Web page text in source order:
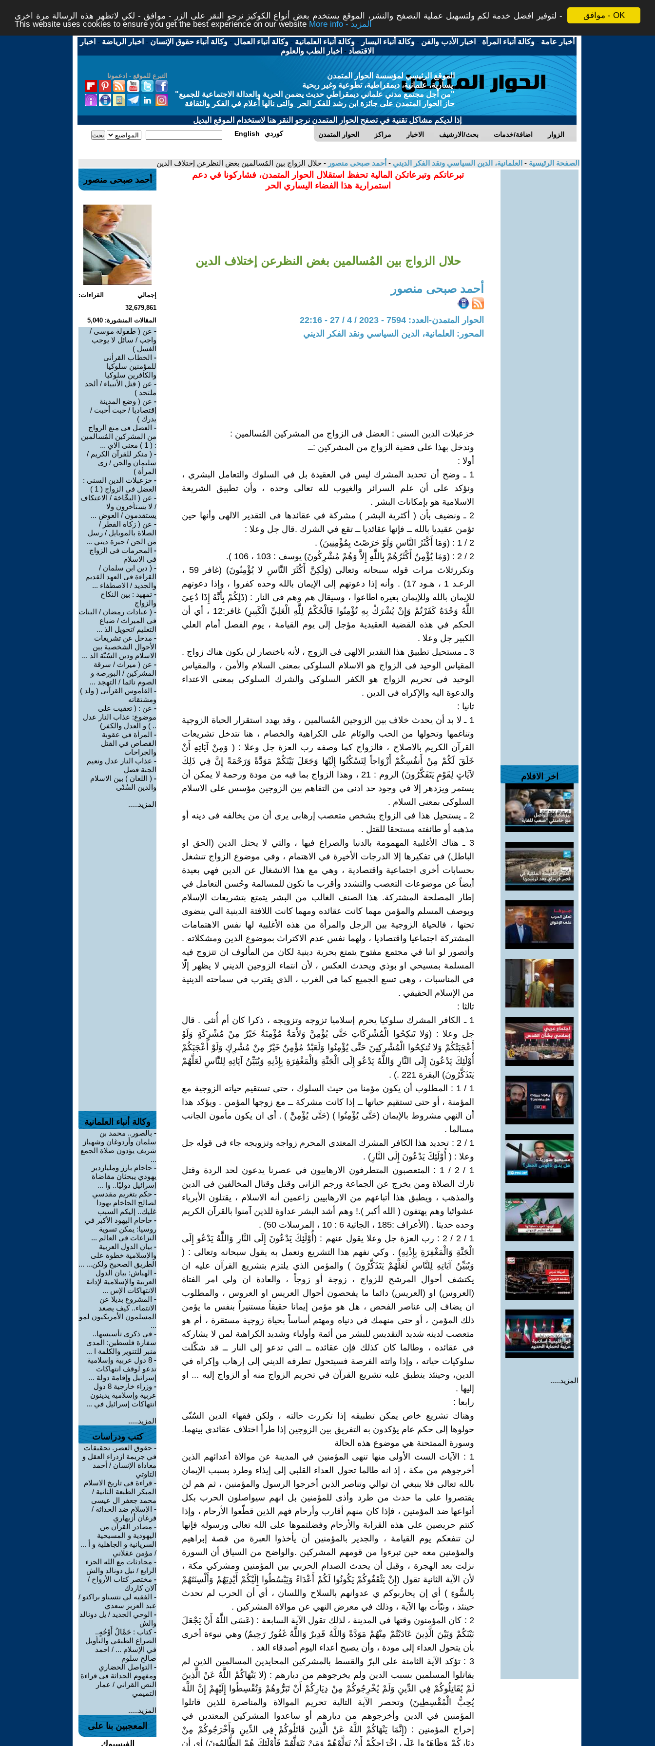
موافق - OK
لتوفير افضل خدمة لكم ولتسهيل عملية التصفح والنشر، الموقع يستخدم بعض أنواع الكوكيز نرجو النقر على الزر - موافق - لكي لاتظهر هذه الرسالة مرة اخرى -
This website uses cookies to ensure you get the best experience on our website
More info - المزيد
أخبار عامة -وكالة أنباء المرأة - اخبار الأدب والفن -وكالة أنباء اليسار -وكالة أنباء العلمانية -وكالة أنباء العمال -وكالة أنباء حقوق الإنسان - اخبار الرياضة - اخبار
الاقتصاد - اخبار الطب والعلوم
التبرع للموقع - ادعمونا
الموقع الرئيسي لمؤسسة الحوار المتمدن
يسارية، علمانية، ديمقراطية، تطوعية وغير ربحية
"من أجل مجتمع مدني علماني ديمقراطي حديث يضمن الحرية والعدالة الاجتماعية للجميع"
حاز الحوار المتمدن على جائزة ابن رشد للفكر الحر والتى نالها أعلام في الفكر والثقافة
إذا لديكم مشاكل تقنية في تصفح الحوار المتمدن نرجو النقر هنا لاستخدام الموقع البديل
الحوار المتمدن مراكز الاخبار بحث/الارشيف اضافة/خدمات الزوار English كوردي
الصفحة الرئيسية - العلمانية، الدين السياسي ونقد الفكر الديني - أحمد صبحى منصور - حلال الزواج بين المُسالمين بغض النظرعن إختلاف الدين
اخر الافلام
المزيد.....
تبرعاتكم وتبرعاتكن المالية تحفظ استقلال الحوار المتمدن، فشاركونا في دعم
استمرارية هذا الفضاء اليساري الحر
حلال الزواج بين المُسالمين بغض النظرعن إختلاف الدين
أحمد صبحى منصور
الحوار المتمدن-العدد: 7594 - 2023 / 4 / 27 - 22:16
المحور: العلمانية، الدين السياسي ونقد الفكر الديني
خزعبلات الدين السنى : العضل فى الزواج من المشركين المُسالمين :
وندخل بهذا على قضية الزواج من المشركين :ــ
أولا :
1 ـ وضح أن تحديد المشرك ليس في العقيدة بل في السلوك والتعامل البشري ،
ونؤكد على أن علم السرائر والغيوب لله تعالى وحده ، وأن تطبيق الشريعة
الاسلامية هو بإمكانات البشر .
2 ـ ونضيف بأن ( أكثرية البشر ) مشركة في عقائدها فى التقدير الالهى وأنها حين
تؤمن عقيديا بالله ــ فإنها عقائديا ــ تقع في الشرك .قال جل وعلا :
2 / 1 : (وَمَا أَكْثَرُ النَّاسِ وَلَوْ حَرَصْتَ بِمُؤْمِنِينَ) .
2 / 2 : (وَمَا يُؤْمِنُ أَكْثَرُهُمْ بِاللَّهِ إِلاَّ وَهُمْ مُشْرِكُونَ) يوسف : 103 ، 106 ).
وتكررثلاث مرات قوله سبحانه وتعالى (وَلَكِنَّ أَكْثَرَ النَّاسِ لا يُؤْمِنُونَ) (غافر 59 ،
الرعـد 1 ، هـود 17) . وأنه إذا دعوتهم إلى الإيمان بالله وحده كفروا ، وإذا دعوتهم
للإيمان بالله وللإيمان بغيره اطاعوا ، وسيقال هم وهم فى النار : (ذَلِكُمْ بِأَنَّهُ إِذَا دُعِيَ
اللَّهُ وَحْدَهُ كَفَرْتُمْ وَإِنْ يُشْرَكْ بِهِ تُؤْمِنُوا فَالْحُكْمُ لِلَّهِ الْعَلِيِّ الْكَبِيرِ) غافر:12 ، أي أن
الحكم في هذه القضية العقيدية مؤجل إلى يوم القيامة ، يوم الفصل أمام العلي
الكبير جل وعلا .
3 ـ مستحيل تطبيق هذا التقدير الالهى فى الزوج ، لأنه باختصار لن يكون هناك زواج .
المقياس الوحيد فى الزواج هو الاسلام السلوكى بمعنى السلام والأمن ، والمقياس
الوحيد فى تحريم الزواج هو الكفر السلوكى والشرك السلوكى بمعنى الاعتداء
والدعوة اليه والإكراه فى الدين .
ثانيا :
1 ـ لا بد أن يحدث خلاف بين الزوجين المُسالمين ، وقد يهدد استقرار الحياة الزوجية
وتناغمها وتحولها من الحب والوئام على الكراهية والخصام ، هنا تتدخل تشريعات
القرآن الكريم بالاصلاح ، فالزواج كما وصفه رب العزة جل وعلا : ( وَمِنْ آيَاتِهِ أَنْ
خَلَقَ لَكُمْ مِنْ أَنفُسِكُمْ أَزْوَاجاً لِتَسْكُنُوا إِلَيْهَا وَجَعَلَ بَيْنَكُمْ مَوَدَّةً وَرَحْمَةً إِنَّ فِي ذَلِكَ
لآيَاتٍ لِقَوْمٍ يَتَفَكَّرُونَ) الروم : 21 ، وهذا الزواج بما فيه من مودة ورحمة لا يمكن أن
يستمر ويزدهر إلا في وجود حد ادنى من التفاهم بين الزوجين مؤسس على الاسلام
السلوكى بمعنى السلام .
2 ـ يستحيل هذا فى الزواج بشخص متعصب إرهابى يرى أن من يخالفه فى دينه أو
مذهبه أو طائفته مستحقا للقتل .
3 ـ هناك الأغلبية المهمومة بالدنيا والصراع فيها ، والتي لا يحتل الدين (الحق او
الباطل) في تفكيرها إلا الدرجات الأخيرة في الاهتمام ، وفي موضوع الزواج تنشغل
بحسابات أخرى اجتماعية واقتصادية ، وهي مع هذا الانشغال عن الدين فهي بعيدة
أيضاً عن موضوعات التعصب والتشدد وأقرب ما تكون للمسالمة وحُسن التعامل في
إطار المصلحة المشتركة. هذا الصنف الغالب من البشر يتمتع بتشريعات الإسلام
وبوصف المسلم والمؤمن مهما كانت عقائده ومهما كانت اللافتة الدينية الني ينضوى
تحتها ، فالحياة الزوجية بين الرجل والمرأة من هذه الأغلبية لها نفس الاهتمامات
المشتركة اجتماعيا واقتصاديا ، ولهما نفس عدم الاكتراث بموضوع الدين ومشكلاته .
وأتصور لو اننا في مجتمع مفتوح يتمتع بحرية دينية لكان من المألوف ان تتزوج فيه
المسلمة بمسيحي او بوذي ويحدث العكس ، لأن انتماء الزوجين الديني لا يظهر إلّا
في المناسبات ، وهى تسع الجميع كما فى الغرب ، الذي يقترب في سماحته الدينية
من الإسلام الحقيقي .
ثالثا :
1 ـ الكافر المشرك سلوكيا يحرم إسلاميا تزوجه وتزويجه ، ذكرا كان أم أُنثى . قال
جل وعلا : (وَلا تَنكِحُوا الْمُشْرِكَاتِ حَتَّى يُؤْمِنَّ وَلأَمَةٌ مُؤْمِنَةٌ خَيْرٌ مِنْ مُشْرِكَةٍ وَلَوْ
أَعْجَبَتْكُمْ وَلا تُنكِحُوا الْمُشْرِكِينَ حَتَّى يُؤْمِنُوا وَلَعَبْدٌ مُؤْمِنٌ خَيْرٌ مِنْ مُشْرِكٍ وَلَوْ أَعْجَبَكُمْ
أُوْلَئِكَ يَدْعُونَ إِلَى النَّارِ وَاللَّهُ يَدْعُو إِلَى الْجَنَّةِ وَالْمَغْفِرَةِ بِإِذْنِهِ وَيُبَيِّنُ آيَاتِهِ لِلنَّاسِ لَعَلَّهُمْ
يَتَذَكَّرُونَ) البقرة 221 .) .
1 / 1 : المطلوب أن يكون مؤمنا من حيث السلوك ، حتى تستقيم حياته الزوجية مع
المؤمنة ، أو حتى تستقيم حياتها ــ إذا كانت مشركة ــ مع زوجها المؤمن . ويؤكد هذا
أن النهي مشروط بالإيمان (حَتَّى يُؤْمِنُوا ) (حَتَّى يُؤْمِنَّ ) . أى ان يكون مأمون الجانب
مسالما .
1 / 2 : تحديد هذا الكافر المشرك المعتدى المحرم زواجه وتزويجه جاء فى قوله جل
وعلا : ( أُوْلَئِكَ يَدْعُونَ إِلَى النَّارِ) .
1 / 2 / 1 : المتعصبون المتطرفون الارهابيون في عصرنا يدعون لحد الردة وقتل
تارك الصلاة ومن يخرج عن الجماعة ورجم الزانى وقتل وقتال المخالفين فى الدين
والمذهب ، ويطبق هذا أتباعهم من الارهابيين زاعمين أنه الاسلام ، يقتلون الأبرياء
عشوائيا وهم يهتفون ( الله أكبر ).! وهم أشد البشر عداوة للذين آمنوا بالقرآن الكريم
وحده حديثا . (الأعراف :185 ، الجاثية 6 : 10 ، المرسلات 50) .
1 / 2 / 2 : رب العزة جل وعلا يقول عنهم : (أُوْلَئِكَ يَدْعُونَ إِلَى النَّارِ وَاللَّهُ يَدْعُو إِلَى
الْجَنَّةِ وَالْمَغْفِرَةِ بِإِذْنِهِ) . وكي نفهم هذا التشريع ونعمل به يقول سبحانه وتعالى : (
وَيُبَيِّنُ آيَاتِهِ لِلنَّاسِ لَعَلَّهُمْ يَتَذَكَّرُونَ ) والمؤمن الذي يلتزم بتشريع القرآن عليه ان
يكتشف أحوال المرشح للزواج ، زوجة أو زوجاً ، والعادة ان ولي امر الفتاة
(العروس) او (العريس) دائما ما يفحصون أحوال العريس او العروس ، والمطلوب
ان يضاف إلى عناصر الفحص ، هل هو مؤمن إيمانا حقيقاً مستنيراً بنفس ما يؤمن
ذلك المؤمن ، أو حتى منهمك في دنياه ومهتم أساساً بحياة زوجية مستقرة ، أم هو
متعصب لدينه شديد التقديس للبشر من أئمة وأولياء وشديد الكراهية لمن لا يشاركه
في عقائده ، وطالما كان كذلك فإن عقائده ــ التي تدعو إلى النار ــ قد شكّلت
سلوكيات حياته ، وإذا واتته الفرصة فسيتحول تطرفه الديني إلى إرهاب وإكراه في
الدين، وحينئذ ينطبق عليه تشريع القرآن في تحريم الزواج منه أو الزواج إليه ... او
إليها .
رابعا :
وهناك تشريع خاص يمكن تطبيقه إذا تكررت حالته ، ولكن فقهاء الدين السُنّى
حولوها إلى حكم عام يؤكدون به التفريق بين الزوجين إذا طرأ اختلاف عقائدي بينهما.
وسورة الممتحنة هي موضوع هذه الحالة
1 : الآيات الست الأولى منها تنهى المؤمنين في المدينة عن موالاة أعدائهم الذين
أخرجوهم من مكة ، إذ انه طالما تحول العداء القلبي إلى إيذاء وطرد بسبب الإيمان
بالله تعالى فلا ينبغي ان توالي وتناصر الذين أخرجوا الرسول والمؤمنين ، ثم هم لن
يقتصروا على ما حدث من طرد وأذى للمؤمنين بل انهم سيواصلون الحرب بكل
أنواعها ضد المؤمنين ، فإذا كان منهم أقارب وأرحام فهم الذين قطّعوا الأرحام ، وإذا
كنتم حريصين على هذه القرابة والأرحام وفضلتموها على الله تعالى ورسوله فإنها
لن تنفعكم يوم القيامة ، والجدير بالمؤمنين أن يأخذوا العبرة من قصة إبراهيم
والمؤمنين معه حين تبرءوا من قومهم المشركين .والواضح من السياق أن السورة
نزلت بعد الهجرة ، وقبل أن يحدث الصدام الحربي بين المؤمنين ومشركي مكة ،
لأن الآية الثانية تقول (إِنْ يَثْقَفُوكُمْ يَكُونُوا لَكُمْ أَعْدَاءً وَيَبْسُطُوا إِلَيْكُمْ أَيْدِيَهُمْ وَأَلْسِنَتَهُمْ
بِالسُّوءِ ) أي إن يحاربوكم ي عدوانهم بالسلاح واللسان ، أي أن الحرب لم تحدث
حينئذ ، ونبّأت بها الآية ، وذلك في معرض النهي عن موالاة المشركين .
2 : كان المؤمنون وقتها في المدينة ، لذلك تقول الآية السابعة : (عَسَى اللَّهُ أَنْ يَجْعَلَ
بَيْنَكُمْ وَبَيْنَ الَّذِينَ عَادَيْتُمْ مِنْهُمْ مَوَدَّةً وَاللَّهُ قَدِيرٌ وَاللَّهُ غَفُورٌ رَحِيمٌ) وهي نبوءة أخرى
بأن يتحول العداء إلى مودة ، وأن يصبح أعداء اليوم أصدقاء الغد .
3 : تؤكد الآية الثامنة على البرّ والقسط بالمشركين المحايدين المسالمين الذين لم
يقاتلوا المسلمين بسبب الدين ولم يخرجوهم من ديارهم : (لا يَنْهَاكُمْ اللَّهُ عَنْ الَّذِينَ
لَمْ يُقَاتِلُوكُمْ فِي الدِّينِ وَلَمْ يُخْرِجُوكُمْ مِنْ دِيَارِكُمْ أَنْ تَبَرُّوهُمْ وَتُقْسِطُوا إِلَيْهِمْ إِنَّ اللَّهَ
يُحِبُّ الْمُقْسِطِينَ) وتحصر الآية التالية تحريم الموالاة والمناصرة للذين قاتلوا
المؤمنين في الدين وأخرجوهم من ديارهم أو ساعدوا المشركين المعتدين في
إخراج المؤمنين : (إِنَّمَا يَنْهَاكُمْ اللَّهُ عَنْ الَّذِينَ قَاتَلُوكُمْ فِي الدِّينِ وَأَخْرَجُوكُمْ مِنْ
دِيَارِكُمْ وَظَاهَرُوا عَلَى إِخْرَاجِكُمْ أَنْ تَوَلَّوْهُمْ وَمَنْ يَتَوَلَّهُمْ فَأُوْلَئِكَ هُمْ الظَّالِمُونَ) أي أن
أحمد صبحى منصور
إجمالي القراءات:
32,679,861
المقالات المنشورة: 5,040
- عن ( طفولة موسى /
واجب / سائل لا يوجب
الغسل )
- الخطاب القرأنى
للمؤمنين سلوكيا
والكافرين سلوكيا
- عن ( قتل الأنبياء / ألحد
ملتحد )
- عن ( وضع المدينة
إقتصاديا / خبت أخبت /
يدرك )
- العضل فى منع الزواج
من المشركين المُسالمين
: ( 1 ) معنى الاي ...
- ( منكر للقرآن الكريم /
سليمان والجن / زى
المرأة )
- خزعبلات الدين السنى :
العضل فى الزواج ( 1 )
- عن ( البخّاخة / الاعتكاف
/ لا يستأخرون ولا
يستقدمون / العوض ...
- عن ( زكاة الفطر /
الصلاة بالموبايل / رسل
من الجن / حيرة ديني ...
- المحرمات فى الزواج
فى الاسلام
- ( دين ابن سلمان /
القراءة فى العهد القديم
والجديد / الاصطفاء ...
- تمهيد : بين النكاح
والزواج
- ( عبادات رمضان / البنات
فى الميراث / ضياع
التعليم /تحويل الذ ...
- مدخل عن تشريعات
الأحوال الشخصية بين
الاسلام ودين السُنّة الذ ...
- عن ( ميراث / سرقة
المشركين / البورصة و
الصوم نائما / التهجد ...
- القاموس القرآنى ( ولد )
ومشتقاته
- عن : ( تعقيب على
موضوع: عذاب النار عدل
.. ) و العدل والكفر)
- المرأة في عقوبة
القصاص في القتل
والجراحات
- عذاب النار عدل ونعيم
الجنة فضل
- ( اللعان ) بين الاسلام
والدين السُنّى
المزيد.....
وكالة أنباء العلمانية
- بالصور.. محمد بن
سلمان وأردوغان وشهباز
شريف يؤدون صلاة الجمع
...
- حاخام بارز وملياردير
يهودي يبحثان مقاضاة
إسرائيل دوليًا.. وا ...
- حكم بتغريم مقدسي
لصالح الحاخام يهودا
غليك.. إليكم السبب
- حاخام اليهود الأكبر في
روسيا: يمكن تسوية
النزاعات في العالم ...
- بيان الدول العربية
والإسلامية خطوة على
الطريق الصحيح ولكن... ...
- الهباش: بيان الدول
العربية والإسلامية لإدانة
الانتهاكات الإس ...
- المشروع بديلا عن
الانتماء.. كيف يصعد
المسلمون الأمريكيون لمو
...
- في ذكرى تأسيسها..
سفارة فلسطين: المدى
منبر للتنوير والكلمة ا ...
-
8 دول عربية وإسلامية
تدعو لوقف انتهاكات
إسرائيل وإقامة دولة ...
-
وزراء خارجية 8 دول
عربية وإسلامية يدينون
انتهاكات إسرائيل في ...
المزيد.....
كتب ودراسات
- حقوق العصر. تحقيقات
في جريمة ازدراء العقل و
معاداة الإنسان / أحمد
التاوتي
- قراءة في تاريخ الاسلام
المبكر الطبعة الثانية /
محمد جعفر ال عيسى
- الإسلام ضد الحداثة /
فرغان أزيهاري
- مصادر القرآن من
اليهودية و المسيحية
السريانية و الجاهلية و أ ...
/ مؤمن عقلاني
- محادثات مع الله الجزء
الرابع / نيل دونالد والش
- مختصر كتاب الأرواح /
آلان كاردك
- الفقيه لي نتسناو براكتو /
عبد العزيز سعدي
- الوحي الجديد / يل دونالد
والش
-كتاب : حَمَّالُ أَوْجُهٍ..
الصراع الطبقي والتأويل
في الإسلام ... / احمد
صالح سلوم
- التواصل الحضاري
ومفهوم الحداثة في قراءة
النص القراني / عمار
التميمي
المزيد.....
المعجبين بنا على
الفيسبوك